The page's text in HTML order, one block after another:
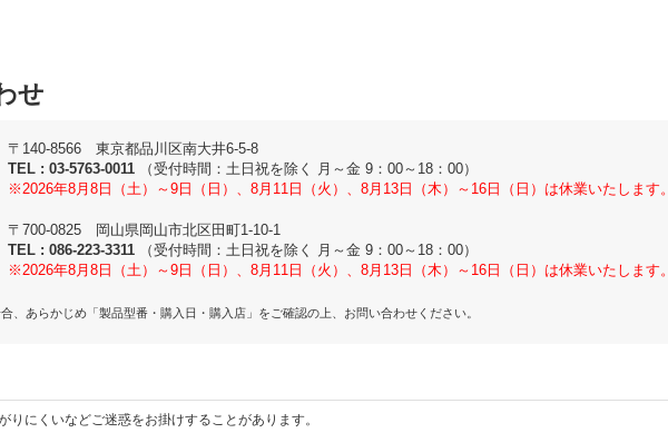
せ
〒140-8566 東京都品川区南大井6-5-8
TEL :03-5763-0011
（受付時間：土日祝を除く 月～金 9：00～18：00）
※2026年8月8日（土）～9日（日）、8月11日（火）、8月13日（木）～16日（日）は休業いたします。
〒700-0825 岡山県岡山市北区田町1-10-1
TEL :086-223-3311
（受付時間：土日祝を除く 月～金 9：00～18：00）
※2026年8月8日（土）～9日（日）、8月11日（火）、8月13日（木）～16日（日）は休業いたします。
あらかじめ「製品型番・購入日・購入店」をご確認の上、お問い合わせください。
にくいなどご迷惑をお掛けすることがあります。